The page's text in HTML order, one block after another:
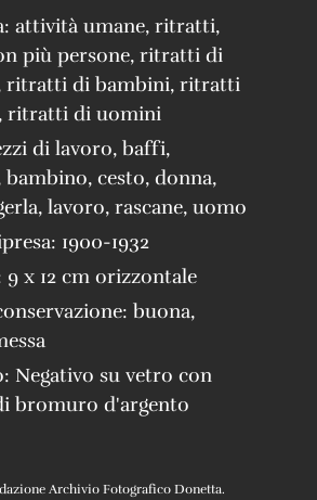
attività umane, ritratti,
più persone, ritratti di
ritratti di bambini, ritratti
, ritratti di uomini
di lavoro, baffi,
bambino, cesto, donna,
, lavoro, rascane, uomo
1900-1932
9 x 12 cm orizzontale
buona,
Negativo su vetro con
bromuro d'argento
Archivio Fotografico Donetta.